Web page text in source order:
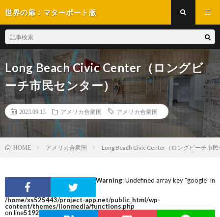
世界の扉：マターポート版
Long Beach Civic Center（ロングビ
ーチ市民センター）
2023.09.13 アメリカ合衆国 アメリカ合衆国
HOME アメリカ合衆国 Long Beach Civic Center（ロングビーチ市
Warning: Undefined array key "google" in
/home/xs525443/project-app.net/public_html/wp-
content/themes/lionmedia/functions.php
on line5192